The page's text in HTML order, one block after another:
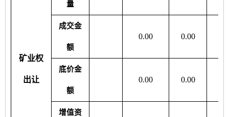
矿业权
出让
量
成交金
额
0.00 0.00
底价金
额
0.00 0.00
增值资